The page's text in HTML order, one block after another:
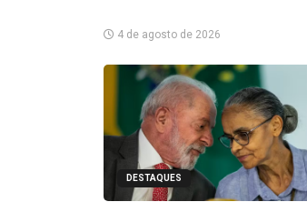
4 de agosto de 2026
DESTAQUES